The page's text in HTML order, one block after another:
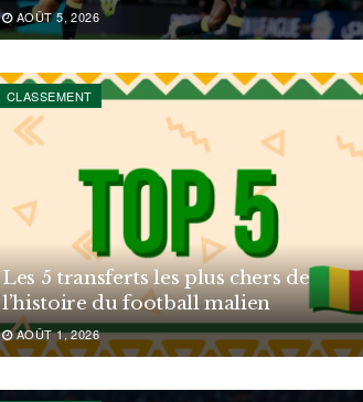
AOÛT 5, 2026
CLASSEMENT
Les 5 transferts les plus chers de
l’histoire du football malien
AOÛT 1, 2026